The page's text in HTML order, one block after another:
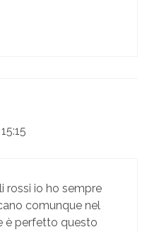
rossi io ho sempre
comunque nel
è perfetto questo